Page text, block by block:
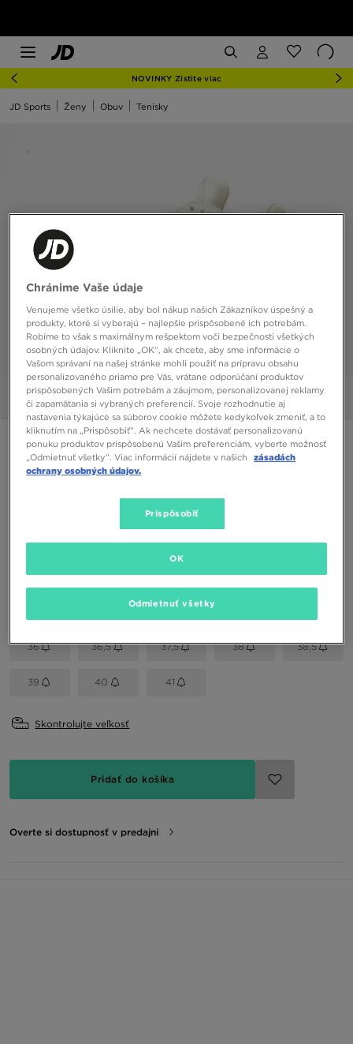
NOVINKY Zistite viac
JD Sports Ženy Obuv Tenisky
Obrázky 360°
NIKE AIR HUARACHE
Sivá
Vybrať veľkosť
36 36,5 37,5 38 38,5
39 40 41
Skontrolujte veľkosť
Pridať do košíka
Overte si dostupnosť v predajni
Chránime Vaše údaje
Venujeme všetko úsilie, aby bol nákup našich Zákazníkov úspešný a
produkty, ktoré si vyberajú – najlepšie prispôsobené ich potrebám.
Robíme to však s maximálnym rešpektom voči bezpečnosti všetkých
osobných údajov. Kliknite „OK”, ak chcete, aby sme informácie o
Vašom správaní na našej stránke mohli použiť na prípravu obsahu
personalizovaného priamo pre Vás, vrátane odporúčaní produktov
prispôsobených Vašim potrebám a záujmom, personalizovanej reklamy
či zapamätania si vybraných preferencií. Svoje rozhodnutie aj
nastavenia týkajúce sa súborov cookie môžete kedykoľvek zmeniť, a to
kliknutím na „Prispôsobiť”. Ak nechcete dostávať personalizovanú
ponuku produktov prispôsobenú Vašim preferenciám, vyberte možnosť
„Odmietnuť všetky”. Viac informácií nájdete v našich
zásadách
ochrany osobných údajov.
Prispôsobiť
Odmietnuť všetky
OK